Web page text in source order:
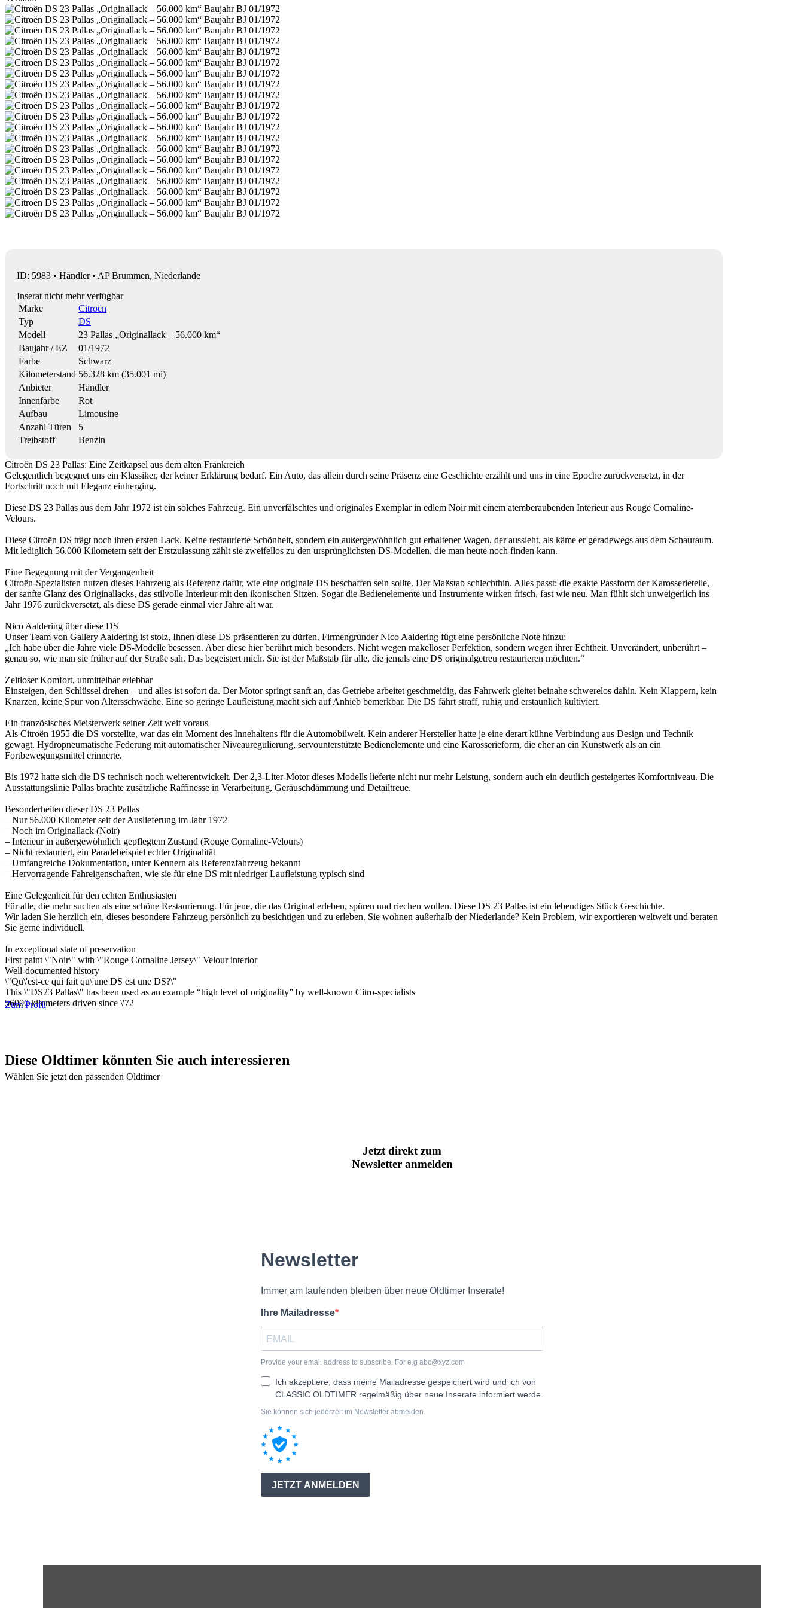
ID: 5983 • Händler • AP Brummen, Niederlande
Inserat nicht mehr verfügbar
Marke
Citroën
Typ
DS
Modell
23 Pallas „Originallack – 56.000 km“
Baujahr / EZ
01/1972
Farbe
Schwarz
Kilometerstand 56.328 km (35.001 mi)
Anbieter
Händler
Innenfarbe
Rot
Aufbau
Limousine
Anzahl Türen
5
Treibstoff
Benzin
Citroën DS 23 Pallas: Eine Zeitkapsel aus dem alten Frankreich
Gelegentlich begegnet uns ein Klassiker, der keiner Erklärung bedarf. Ein Auto, das allein durch seine Präsenz eine Geschichte erzählt und uns in eine Epoche zurückversetzt, in der
Fortschritt noch mit Eleganz einherging.
Diese DS 23 Pallas aus dem Jahr 1972 ist ein solches Fahrzeug. Ein unverfälschtes und originales Exemplar in edlem Noir mit einem atemberaubenden Interieur aus Rouge Cornaline-
Velours.
Diese Citroën DS trägt noch ihren ersten Lack. Keine restaurierte Schönheit, sondern ein außergewöhnlich gut erhaltener Wagen, der aussieht, als käme er geradewegs aus dem Schauraum.
Mit lediglich 56.000 Kilometern seit der Erstzulassung zählt sie zweifellos zu den ursprünglichsten DS-Modellen, die man heute noch finden kann.
Eine Begegnung mit der Vergangenheit
Citroën-Spezialisten nutzen dieses Fahrzeug als Referenz dafür, wie eine originale DS beschaffen sein sollte. Der Maßstab schlechthin. Alles passt: die exakte Passform der Karosserieteile,
der sanfte Glanz des Originallacks, das stilvolle Interieur mit den ikonischen Sitzen. Sogar die Bedienelemente und Instrumente wirken frisch, fast wie neu. Man fühlt sich unweigerlich ins
Jahr 1976 zurückversetzt, als diese DS gerade einmal vier Jahre alt war.
Nico Aaldering über diese DS
Unser Team von Gallery Aaldering ist stolz, Ihnen diese DS präsentieren zu dürfen. Firmengründer Nico Aaldering fügt eine persönliche Note hinzu:
„Ich habe über die Jahre viele DS-Modelle besessen. Aber diese hier berührt mich besonders. Nicht wegen makelloser Perfektion, sondern wegen ihrer Echtheit. Unverändert, unberührt –
genau so, wie man sie früher auf der Straße sah. Das begeistert mich. Sie ist der Maßstab für alle, die jemals eine DS originalgetreu restaurieren möchten.“
Zeitloser Komfort, unmittelbar erlebbar
Einsteigen, den Schlüssel drehen – und alles ist sofort da. Der Motor springt sanft an, das Getriebe arbeitet geschmeidig, das Fahrwerk gleitet beinahe schwerelos dahin. Kein Klappern, kein
Knarzen, keine Spur von Altersschwäche. Eine so geringe Laufleistung macht sich auf Anhieb bemerkbar. Die DS fährt straff, ruhig und erstaunlich kultiviert.
Ein französisches Meisterwerk seiner Zeit weit voraus
Als Citroën 1955 die DS vorstellte, war das ein Moment des Innehaltens für die Automobilwelt. Kein anderer Hersteller hatte je eine derart kühne Verbindung aus Design und Technik
gewagt. Hydropneumatische Federung mit automatischer Niveauregulierung, servounterstützte Bedienelemente und eine Karosserieform, die eher an ein Kunstwerk als an ein
Fortbewegungsmittel erinnerte.
Bis 1972 hatte sich die DS technisch noch weiterentwickelt. Der 2,3-Liter-Motor dieses Modells lieferte nicht nur mehr Leistung, sondern auch ein deutlich gesteigertes Komfortniveau. Die
Ausstattungslinie Pallas brachte zusätzliche Raffinesse in Verarbeitung, Geräuschdämmung und Detailtreue.
Besonderheiten dieser DS 23 Pallas
– Nur 56.000 Kilometer seit der Auslieferung im Jahr 1972
– Noch im Originallack (Noir)
– Interieur in außergewöhnlich gepflegtem Zustand (Rouge Cornaline-Velours)
– Nicht restauriert, ein Paradebeispiel echter Originalität
– Umfangreiche Dokumentation, unter Kennern als Referenzfahrzeug bekannt
– Hervorragende Fahreigenschaften, wie sie für eine DS mit niedriger Laufleistung typisch sind
Eine Gelegenheit für den echten Enthusiasten
Für alle, die mehr suchen als eine schöne Restaurierung. Für jene, die das Original erleben, spüren und riechen wollen. Diese DS 23 Pallas ist ein lebendiges Stück Geschichte.
Wir laden Sie herzlich ein, dieses besondere Fahrzeug persönlich zu besichtigen und zu erleben. Sie wohnen außerhalb der Niederlande? Kein Problem, wir exportieren weltweit und beraten
Sie gerne individuell.
In exceptional state of preservation
First paint \"Noir\" with \"Rouge Cornaline Jersey\" Velour interior
Well-documented history
\"Qu\'est-ce qui fait qu\'une DS est une DS?\"
This \"DS23 Pallas\" has been used as an example “high level of originality” by well-known Citro-specialists
56000 kilometers driven since \'72
Zum Profil
Diese Oldtimer könnten Sie auch interessieren
Wählen Sie jetzt den passenden Oldtimer
Jetzt direkt zum
Newsletter anmelden